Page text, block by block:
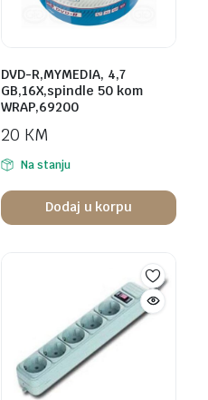
DVD-R,MYMEDIA, 4,7
GB,16X,spindle 50 kom
WRAP,69200
20 KM
Na stanju
Dodaj u korpu